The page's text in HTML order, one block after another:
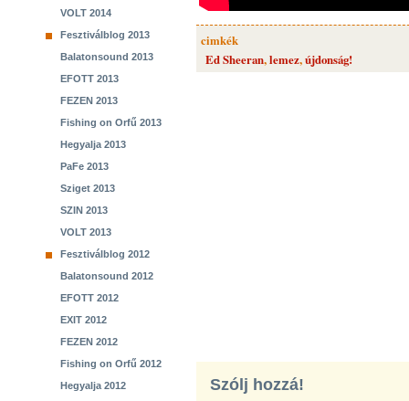
VOLT 2014
Fesztiválblog 2013
Balatonsound 2013
EFOTT 2013
FEZEN 2013
Fishing on Orfű 2013
Hegyalja 2013
PaFe 2013
Sziget 2013
SZIN 2013
VOLT 2013
Fesztiválblog 2012
Balatonsound 2012
EFOTT 2012
EXIT 2012
FEZEN 2012
Fishing on Orfű 2012
Hegyalja 2012
cimkék
Ed Sheeran,lemez,újdonság!
Szólj hozzá!